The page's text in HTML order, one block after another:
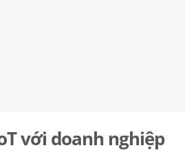
với doanh nghiệp